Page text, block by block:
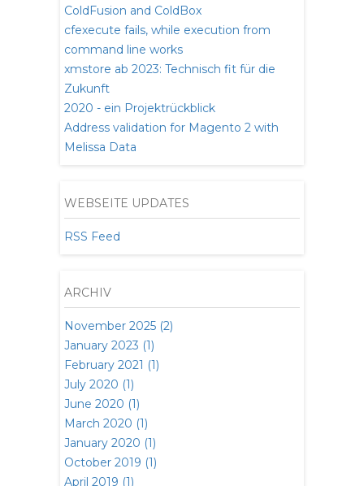
ColdFusion and ColdBox
cfexecute fails, while execution from
command line works
xmstore ab 2023: Technisch fit für die
Zukunft
2020 - ein Projektrückblick
Address validation for Magento 2 with
Melissa Data
WEBSEITE UPDATES
RSS Feed
ARCHIV
November 2025 (2)
January 2023 (1)
February 2021 (1)
July 2020 (1)
June 2020 (1)
March 2020 (1)
January 2020 (1)
October 2019 (1)
April 2019 (1)